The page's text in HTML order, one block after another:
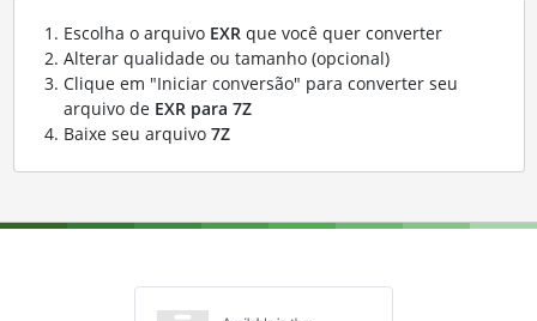
Escolha o arquivo EXRque você quer converter
Alterar qualidade ou tamanho (opcional)
Clique em "Iniciar conversão" para converter seu
arquivo de EXR para 7Z
Baixe seu arquivo 7Z